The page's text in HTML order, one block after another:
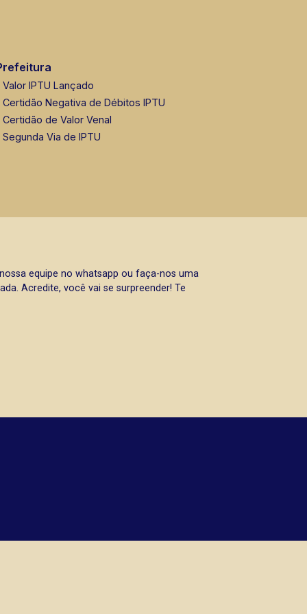
Valor IPTU Lançado
Certidão Negativa de Débitos IPTU
Certidão de Valor Venal
Segunda Via de IPTU
equipe no whatsapp ou faça-nos uma
Acredite, você vai se surpreender! Te